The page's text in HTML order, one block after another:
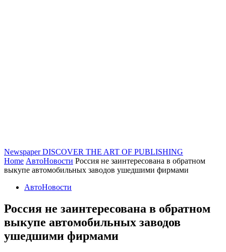
Newspaper DISCOVER THE ART OF PUBLISHING
Home АвтоНовости Россия не заинтересована в обратном
выкупе автомобильных заводов ушедшими фирмами
АвтоНовости
Россия не заинтересована в обратном
выкупе автомобильных заводов
ушедшими фирмами